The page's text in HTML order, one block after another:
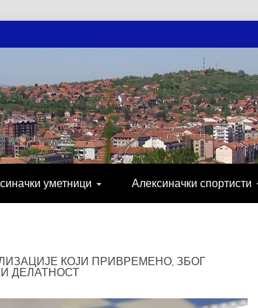
ПОСЛОВНИ ИМЕНИК,
уметници Алексиначки спортисти
КОЈИ ПРИВРЕМЕНО, ЗБОГ
ДЕЛАТНОСТ